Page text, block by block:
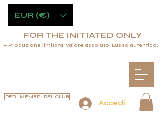
Accedi
PER I MEMBRI DEL CLUB
FOR THE INITIATED ONLY
— Produzione limitata. Valore assoluto. Lusso autentico.
—
EUR (€)